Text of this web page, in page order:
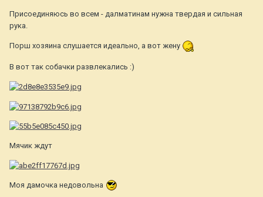
Присоединяюсь во всем - далматинам нужна твердая и сильная
рука.
Порш хозяина слушается идеально, а вот жену
В вот так собачки развлекались :)
Мячик ждут
Моя дамочка недовольна